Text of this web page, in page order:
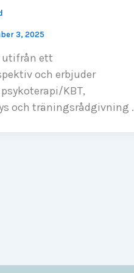
3, 2025
utifrån ett
och erbjuder
KBT,
och träningsrådgivning .